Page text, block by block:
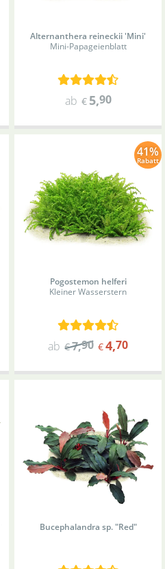
Alternanthera reineckii 'Mini'
Mini-Papageienblatt
ab € 5,90
41%
Rabatt
Pogostemon helferi
Kleiner Wasserstern
ab €7,90 €4,70
Bucephalandra sp. "Red"